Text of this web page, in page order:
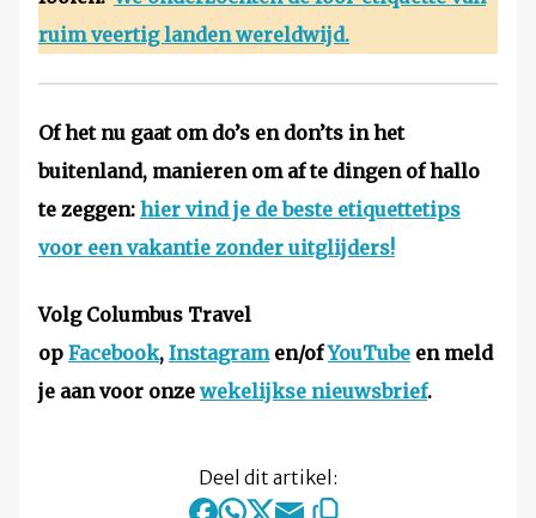
ruim veertig landen wereldwijd.
Of het nu gaat om do’s en don’ts in het
buitenland, manieren om af te dingen of hallo
te zeggen: hier vind je de beste etiquettetips
voor een vakantie zonder uitglijders!
Volg Columbus Travel
op Facebook, Instagramen/ofYouTube en meld
je aan voor onze wekelijkse nieuwsbrief.
Deel dit artikel: